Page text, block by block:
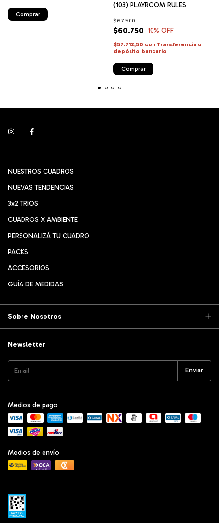
Comprar
(103) PLAYROOM RULES
$60.750
$67.500
10% OFF
$57.712,50 con Transferencia o
depósito bancario
Comprar
NUESTROS CUADROS
NUEVAS TENDENCIAS
3x2 TRIOS
CUADROS X AMBIENTE
PERSONALIZÁ TU CUADRO
PACKS
ACCESORIOS
GUÍA DE MEDIDAS
Sobre Nosotros
Newsletter
Medios de pago
Medios de envío